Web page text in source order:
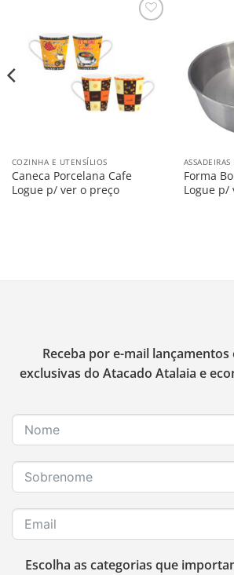
COZINHA E UTENSÍLIOS
Caneca Porcelana Cafe
Logue p/ ver o preço
Forma
Logue p/
Receba por e-mail lançamentos
exclusivas do Atacado Atalaia e
Escolha as categorias que